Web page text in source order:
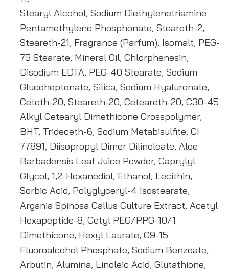
Stearyl Alcohol, Sodium Diethylenetriamine
Pentamethylene Phosphonate, Steareth-2,
Steareth-21, Fragrance (Parfum), Isomalt, PEG-
75 Stearate, Mineral Oil, Chlorphenesin,
Disodium EDTA, PEG-40 Stearate, Sodium
Glucoheptonate, Silica, Sodium Hyaluronate,
Ceteth-20, Steareth-20, Ceteareth-20, C30-45
Alkyl Cetearyl Dimethicone Crosspolymer,
BHT, Trideceth-6, Sodium Metabisulfite, CI
77891, Diisopropyl Dimer Dilinoleate, Aloe
Barbadensis Leaf Juice Powder, Caprylyl
Glycol, 1,2-Hexanediol, Ethanol, Lecithin,
Sorbic Acid, Polyglyceryl-4 Isostearate,
Argania Spinosa Callus Culture Extract, Acetyl
Hexapeptide-8, Cetyl PEG/PPG-10/1
Dimethicone, Hexyl Laurate, C9-15
Fluoroalcohol Phosphate, Sodium Benzoate,
Arbutin, Alumina, Linoleic Acid, Glutathione,